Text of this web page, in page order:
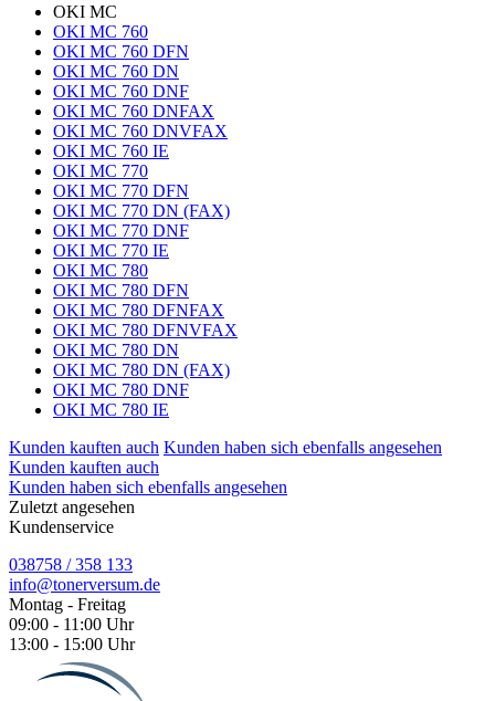
OKI MC
OKI MC 760
OKI MC 760 DFN
OKI MC 760 DN
OKI MC 760 DNF
OKI MC 760 DNFAX
OKI MC 760 DNVFAX
OKI MC 760 IE
OKI MC 770
OKI MC 770 DFN
OKI MC 770 DN (FAX)
OKI MC 770 DNF
OKI MC 770 IE
OKI MC 780
OKI MC 780 DFN
OKI MC 780 DFNFAX
OKI MC 780 DFNVFAX
OKI MC 780 DN
OKI MC 780 DN (FAX)
OKI MC 780 DNF
OKI MC 780 IE
Kunden kauften auch Kunden haben sich ebenfalls angesehen
Kunden kauften auch
Kunden haben sich ebenfalls angesehen
Zuletzt angesehen
Kundenservice
038758 / 358 133
info@tonerversum.de
Montag - Freitag
09:00 - 11:00 Uhr
13:00 - 15:00 Uhr